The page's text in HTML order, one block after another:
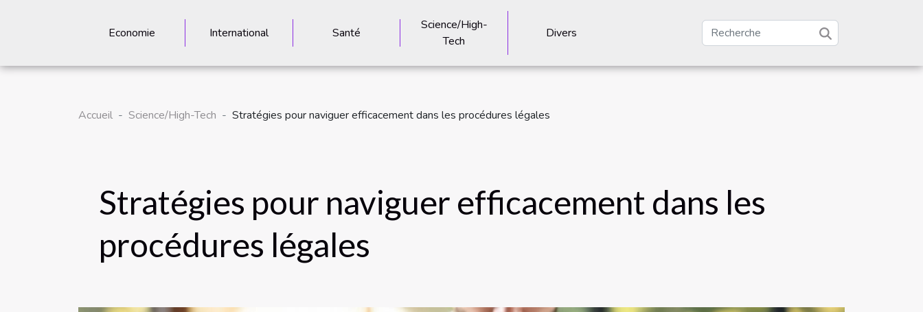
Economie International Santé
Science/High-
Tech
Divers
Accueil Science/High-Tech Stratégies pour naviguer efficacement dans les procédures légales
Stratégies pour naviguer efficacement dans les
procédures légales